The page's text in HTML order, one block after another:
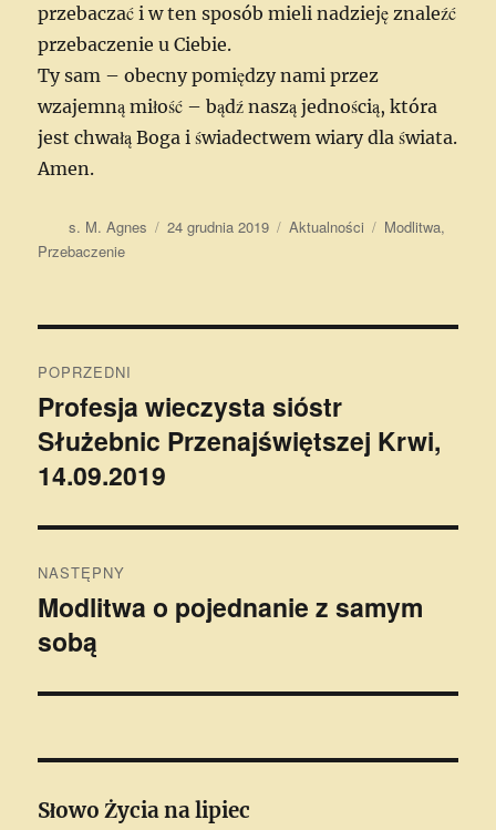
przebaczać i w ten sposób mieli nadzieję znaleźć
przebaczenie u Ciebie.
Ty sam – obecny pomiędzy nami przez
wzajemną miłość – bądź naszą jednością, która
jest chwałą Boga i świadectwem wiary dla świata.
Amen.
Autor
s. M. Agnes
Data
24 grudnia 2019 Kategorie
Aktualności Tagi
Modlitwa,
Przebaczenie
wpisu
POPRZEDNI
Poprzedni
wpis:
Profesja wieczysta sióstr
Służebnic Przenajświętszej Krwi,
14.09.2019
NASTĘPNY
Następny
wpis:
Modlitwa o pojednanie z samym
sobą
Słowo Życiana lipiec